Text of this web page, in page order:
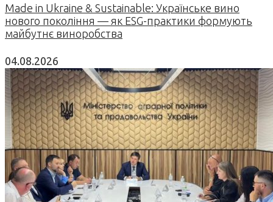
Made in Ukraine & Sustainable: Українське вино
нового покоління — як ESG-практики формують
майбутнє виноробства
04.08.2026